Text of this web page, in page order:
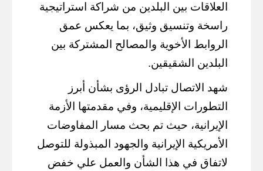
العلاقات بين البلدين من شراكة استراتيجية
راسخة وتنسيق وثيق، بما يعكس عمق
الروابط الأخوية والمصالح المشتركة بين
البلدين الشقيقين.
شهد الاتصال تبادل الرؤى بشأن أبرز
التطورات الإقليمية، وفي مقدمتها الأزمة
الإيرانية، حيث تم بحث مسار المفاوضات
الأمريكية الإيرانية والجهود المبذولة للتوصل
لاتفاق في هذا الشأن والعمل علي خفض